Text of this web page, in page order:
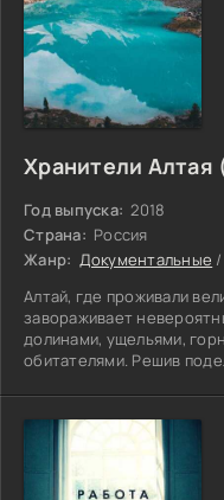
Хранители Алтая
Год выпуска: 2018
Страна: Россия
Жанр: Документальные /
Алтай, где проживали
завораживает
долинами, ущельями,
обитателями. Решив
путешествие, чтобы
поговорить с
историю, культуру и
созданием
экологи и